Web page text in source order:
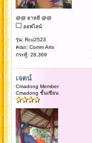
@@ ยาหยี @@
ออฟไลน์
รุ่น: Rcu2523
คณะ: Comm Arts
กระทู้: 28,369
เจตน์
Cmadong Member
Cmadong ชั้นเซียน